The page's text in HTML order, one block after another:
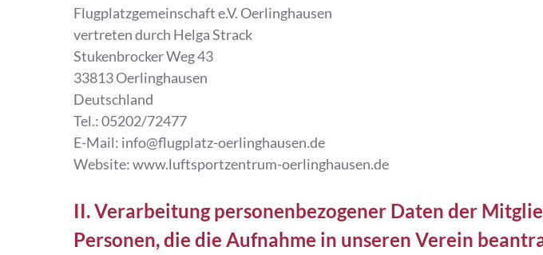
Flugplatzgemeinschaft e.V. Oerlinghausen
vertreten durch Helga Strack
Stukenbrocker Weg 43
33813 Oerlinghausen
Deutschland
Tel.: 05202/72477
E-Mail: info@flugplatz-oerlinghausen.de
Website: www.luftsportzentrum-oerlinghausen.de
II. Verarbeitung personenbezogener Daten der
Personen, die die Aufnahme in unseren Verein